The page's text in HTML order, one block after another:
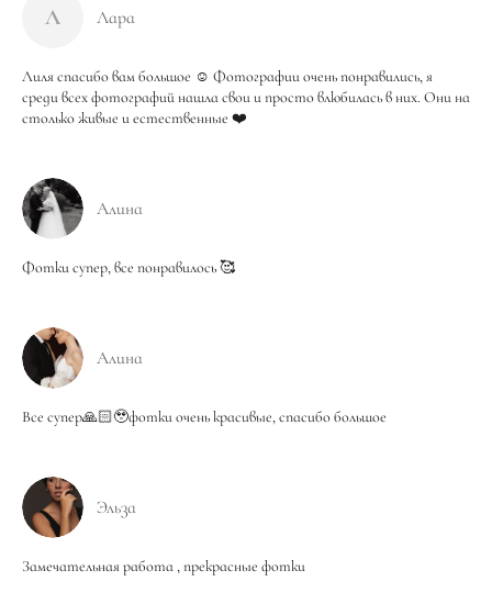
Л Лара
Лиля спасибо вам большое ☺️ Фотографии очень понравились, я
среди всех фотографий нашла свои и просто влюбилась в них. Они на
столько живые и естественные ❤️
Алина
Фотки супер, все понравилось 🥰
Алина
Все супер🙏🏻🥹фотки очень красивые, спасибо большое
Эльза
Замечательная работа , прекрасные фотки